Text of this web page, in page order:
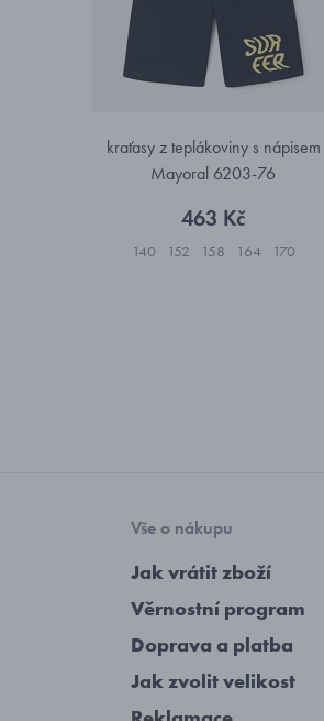
kraťasy z teplákoviny s nápisem
Mayoral 6203-76
463 Kč
140 152 158 164 170
Vše o nákupu
Jak vrátit zboží
Věrnostní program
Doprava a platba
Jak zvolit velikost